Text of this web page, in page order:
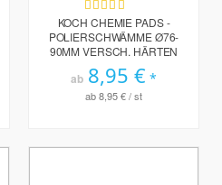
Bewertung:
96%
KOCH CHEMIE PADS -
POLIERSCHWÄMME Ø76-
90MM VERSCH. HÄRTEN
ab 8,95 €
ab8,95 €/ st